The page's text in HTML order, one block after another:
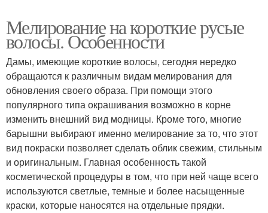
Мелирование на короткие русые
волосы. Особенности
Дамы, имеющие короткие волосы, сегодня нередко
обращаются к различным видам мелирования для
обновления своего образа. При помощи этого
популярного типа окрашивания возможно в корне
изменить внешний вид модницы. Кроме того, многие
барышни выбирают именно мелирование за то, что этот
вид покраски позволяет сделать облик свежим, стильным
и оригинальным. Главная особенность такой
косметической процедуры в том, что при ней чаще всего
используются светлые, темные и более насыщенные
краски, которые наносятся на отдельные прядки.